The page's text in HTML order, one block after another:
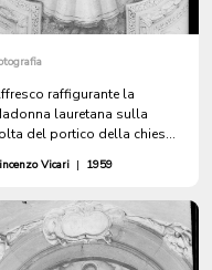
raffigurante la
lauretana sulla
del portico della chiesa
Vicari | 1959